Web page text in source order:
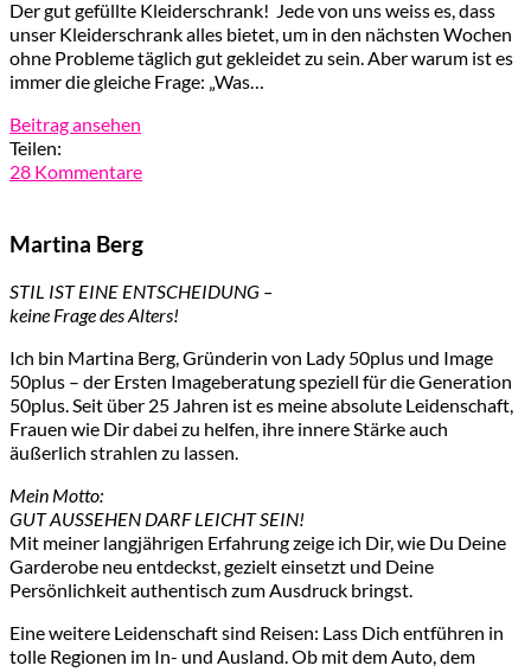
Der gut gefüllte Kleiderschrank! Jede von uns weiss es, dass
unser Kleiderschrank alles bietet, um in den nächsten Wochen
ohne Probleme täglich gut gekleidet zu sein. Aber warum ist es
immer die gleiche Frage: „Was…
Beitrag ansehen
Teilen:
28 Kommentare
Martina Berg
STIL IST EINE ENTSCHEIDUNG –
keine Frage des Alters!
Ich bin Martina Berg, Gründerin von Lady 50plus und Image
50plus – der Ersten Imageberatung speziell für die Generation
50plus. Seit über 25 Jahren ist es meine absolute Leidenschaft,
Frauen wie Dir dabei zu helfen, ihre innere Stärke auch
äußerlich strahlen zu lassen.
Mein Motto:
GUT AUSSEHEN DARF LEICHT SEIN!
Mit meiner langjährigen Erfahrung zeige ich Dir, wie Du Deine
Garderobe neu entdeckst, gezielt einsetzt und Deine
Persönlichkeit authentisch zum Ausdruck bringst.
Eine weitere Leidenschaft sind Reisen: Lass Dich entführen in
tolle Regionen im In- und Ausland. Ob mit dem Auto, dem